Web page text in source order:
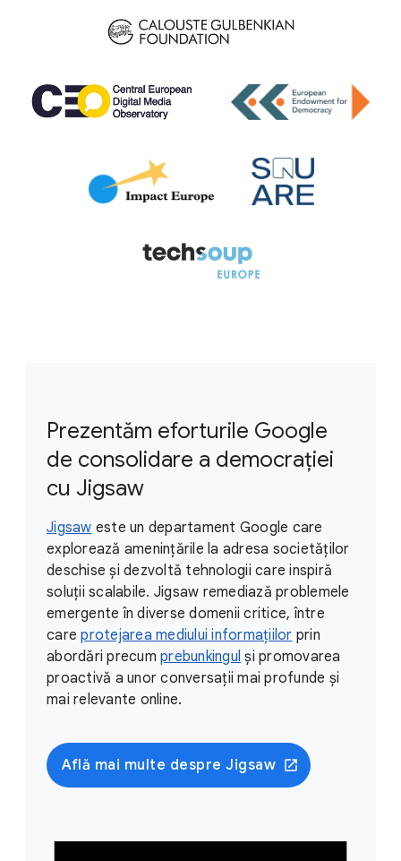
Prezentăm eforturile Google
de consolidare a democrației
cu Jigsaw
Jigsaw este un departament Google care
explorează amenințările la adresa societăților
deschise și dezvoltă tehnologii care inspiră
soluții scalabile. Jigsaw remediază problemele
emergente în diverse domenii critice, între
careprotejarea mediului informațiilor prin
abordări precum prebunkingul și promovarea
proactivă a unor conversații mai profunde și
mai relevante online.
Află mai multe despre Jigsaw